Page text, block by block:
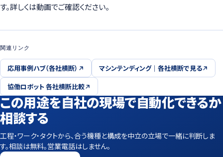
す。詳しくは動画でご確認ください。
関連リンク
応用事例ハブ（各社横断）
マシンテンディング｜各社横断で見る
協働ロボット 各社横断比較
この用途を自社の現場で自動化できるか
相談する
工程・ワーク・タクトから、合う機種と構成を中立の立場で一緒に判断しま
す。相談は無料。営業電話はしません。